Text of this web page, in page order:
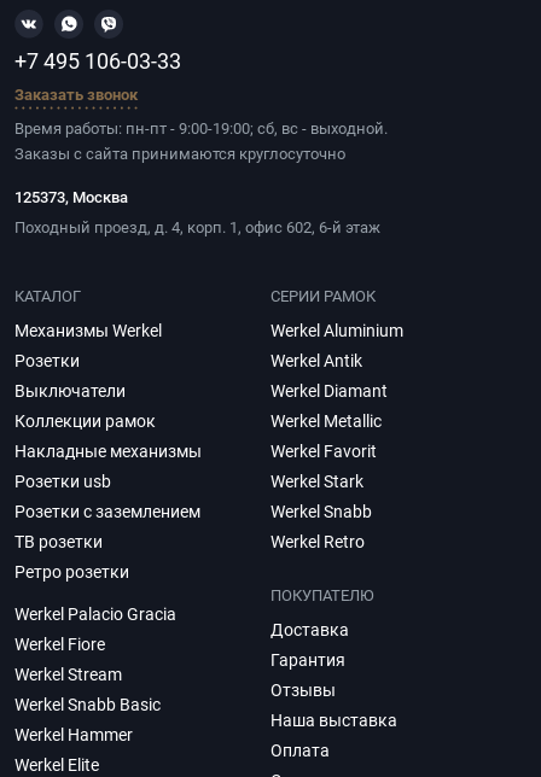
+7 495 106-03-33
Заказать звонок
Время работы: пн-пт - 9:00-19:00; сб, вс - выходной.
Заказы с сайта принимаются круглосуточно
125373, Москва
Походный проезд, д. 4, корп. 1, офис 602, 6-й этаж
КАТАЛОГ
Механизмы Werkel
Розетки
Выключатели
Коллекции рамок
Накладные механизмы
Розетки usb
Розетки с заземлением
ТВ розетки
Ретро розетки
СЕРИИ РАМОК
Werkel Aluminium
Werkel Antik
Werkel Diamant
Werkel Metallic
Werkel Favorit
Werkel Stark
Werkel Snabb
Werkel Retro
Werkel Palacio Gracia
Werkel Fiore
Werkel Stream
Werkel Snabb Basic
Werkel Hammer
Werkel Elite
ПОКУПАТЕЛЮ
Доставка
Гарантия
Отзывы
Наша выставка
Оплата